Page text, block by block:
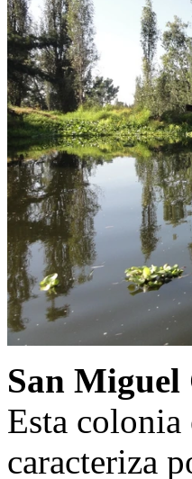
San Miguel
Esta
caracteriza